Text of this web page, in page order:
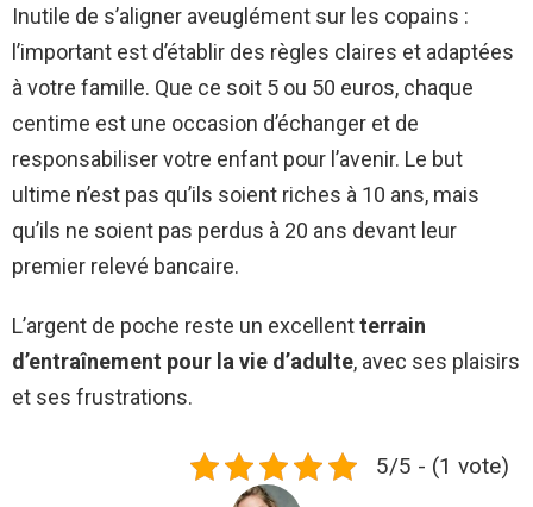
Inutile de s’aligner aveuglément sur les copains :
l’important est d’établir des règles claires et adaptées
à votre famille. Que ce soit 5 ou 50 euros, chaque
centime est une occasion d’échanger et de
responsabiliser votre enfant pour l’avenir. Le but
ultime n’est pas qu’ils soient riches à 10 ans, mais
qu’ils ne soient pas perdus à 20 ans devant leur
premier relevé bancaire.
L’argent de poche reste un excellentterrain
d’entraînement pour la vie d’adulte, avec ses plaisirs
et ses frustrations.
5/5 - (1 vote)